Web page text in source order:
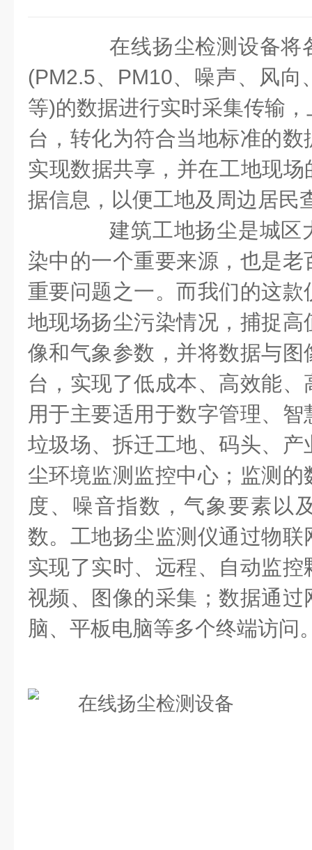
在线扬尘检测设备将
(PM2.5、PM10、噪声、风向
等)的数据进行实时采集传输
台，转化为符合当地标准的
实现数据共享，并在工地现
据信息，以便工地及周边居民
建筑工地扬尘是城区
染中的一个重要来源，也是
重要问题之一。而我们的这
地现场扬尘污染情况，捕捉
像和气象参数，并将数据与
台，实现了低成本、高效能
用于主要适用于数字管理、
垃圾场、拆迁工地、码头、
尘环境监测监控中心；监测
度、噪音指数，气象要素以
数。工地扬尘监测仪通过物
实现了实时、远程、自动监
视频、图像的采集；数据通
脑、平板电脑等多个终端访问